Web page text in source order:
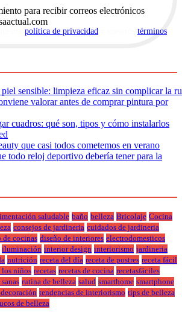
para recibir correos electrónicos
política de privacidad
términos
sensible: limpieza eficaz sin complicar la
valorar antes de comprar pintura por
cuadros: qué son, tipos y cómo instalarlos
que casi todos cometemos en verano
todo reloj deportivo debería tener para la
saludable baño belleza Bricolaje Cocina
consejos de jardineria cuidados de jardineria
de cocinas diseño de interiores electrodomesticos
iluminación interior design interiorismo jardineria
nutrición receta del día receta de postres receta fácil
los niños recetas recetas de cocina recetasfáciles
rutina de belleza salud smarthome smartphone
tendencias de interiorismo tips de belleza
de belleza